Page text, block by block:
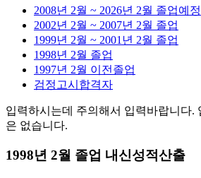
2008년 2월 ~ 2026년 2월 졸업예정
2002년 2월 ~ 2007년 2월 졸업
1999년 2월 ~ 2001년 2월 졸업
1998년 2월 졸업
1997년 2월 이전졸업
검정고시합격자
입력하시는데 주의해서 입력바랍니다.
은 없습니다.
1998년 2월 졸업 내신성적산출